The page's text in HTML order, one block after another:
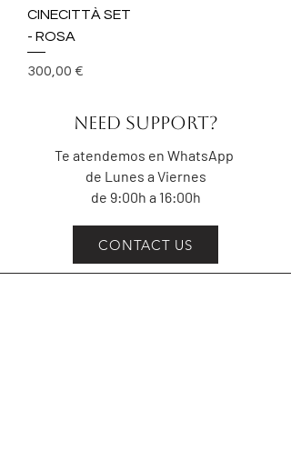
CINECITTÀ SET
- ROSA
Precio
300,00 €
NEED Support?
Te atendemos en WhatsApp
de Lunes a Viernes
de 9:00h a 16:00h
CONTACT US